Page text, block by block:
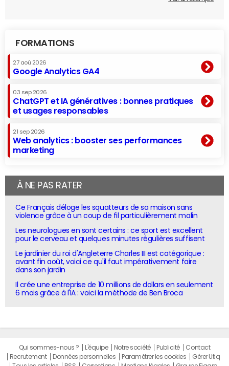
FORMATIONS
27 aoû 2026
Google Analytics GA4
03 sep 2026
ChatGPT et IA génératives : bonnes pratiques
et usages responsables
21 sep 2026
Web analytics : booster ses performances
marketing
À NE PAS RATER
Ce Français déloge les squatteurs de sa maison sans
violence grâce à un coup de fil particulièrement malin
Les neurologues en sont certains : ce sport est excellent
pour le cerveau et quelques minutes régulières suffisent
Le jardinier du roi d'Angleterre Charles III est catégorique :
avant fin août, voici ce qu'il faut impérativement faire
dans son jardin
Il crée une entreprise de 10 millions de dollars en seulement
6 mois grâce à l'IA : voici la méthode de Ben Broca
Qui sommes-nous ? L'équipe Notre société Publicité
Contact
Recrutement
Données personnelles Paramétrer les cookies
Gérer Utiq